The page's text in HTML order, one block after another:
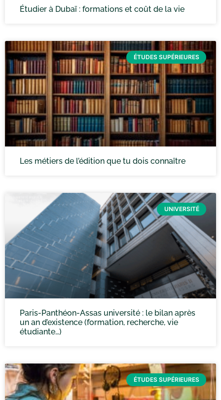
Étudier à Dubaï : formations et coût de la vie
ÉTUDES SUPÉRIEURES
Les métiers de l’édition que tu dois connaître
UNIVERSITÉ
Paris-Panthéon-Assas université : le bilan après
un an d’existence (formation, recherche, vie
étudiante…)
ÉTUDES SUPÉRIEURES